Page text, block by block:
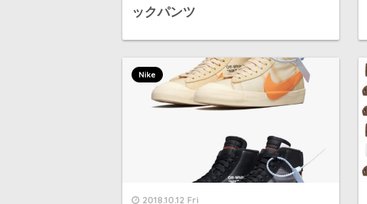
ックパンツ
2018.10.12 Fri
Nike